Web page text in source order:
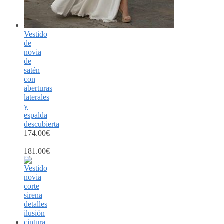
Vestido
de
novia
de
satén
con
aberturas
laterales
y
espalda
descubierta
174.00€
–
181.00€